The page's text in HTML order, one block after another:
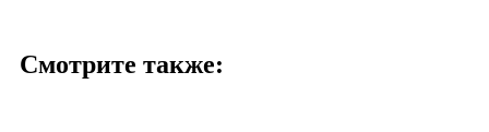
Смотрите также: